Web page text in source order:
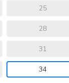
25
28
31
34